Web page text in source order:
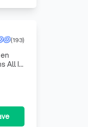
(193)
All In